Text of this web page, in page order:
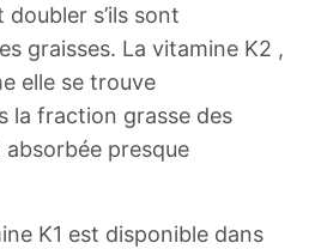
doubler s’ils sont
graisses. La vitamine K2 ,
elle se trouve
la fraction grasse des
presque
K1 est disponible dans